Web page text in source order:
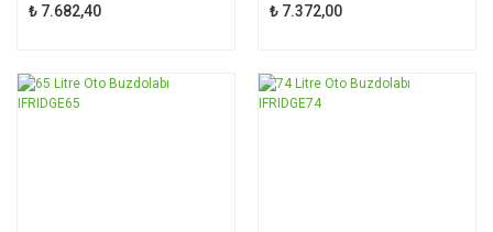
₺ 7.682,40 ₺ 7.372,00